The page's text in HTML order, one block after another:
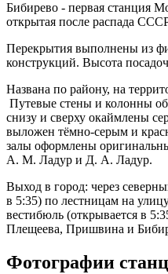
Бибирево - первая станция
открытая после распада
Перекрытия выполнены из
конструкций. Высота
Названа по району, на
Путевые стены и колонны
снизу и сверху окаймлены
выложен тёмно-серым и
залы оформлены
А. М. Ладур и Д. А. Ладур.
Выход в город: через
в 5:35) по лестницам на
вестибюль (открывается в
Плещеева, Пришвина и
Фотографии